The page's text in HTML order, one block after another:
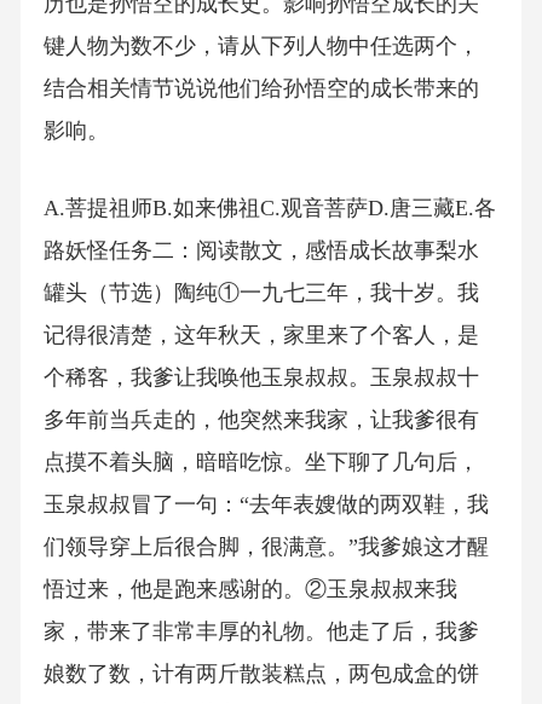
键人物为数不少，请从下列人物中任选两个，
结合相关情节说说他们给孙悟空的成长带来的
影响。
A.菩提祖师B.如来佛祖C.观音菩萨D.唐三藏E.各
路妖怪任务二：阅读散文，感悟成长故事梨水
罐头（节选）陶纯①一九七三年，我十岁。我
记得很清楚，这年秋天，家里来了个客人，是
个稀客，我爹让我唤他玉泉叔叔。玉泉叔叔十
多年前当兵走的，他突然来我家，让我爹很有
点摸不着头脑，暗暗吃惊。坐下聊了几句后，
玉泉叔叔冒了一句：“去年表嫂做的两双鞋，我
们领导穿上后很合脚，很满意。”我爹娘这才醒
悟过来，他是跑来感谢的。②玉泉叔叔来我
家，带来了非常丰厚的礼物。他走了后，我爹
娘数了数，计有两斤散装糕点，两包成盒的饼